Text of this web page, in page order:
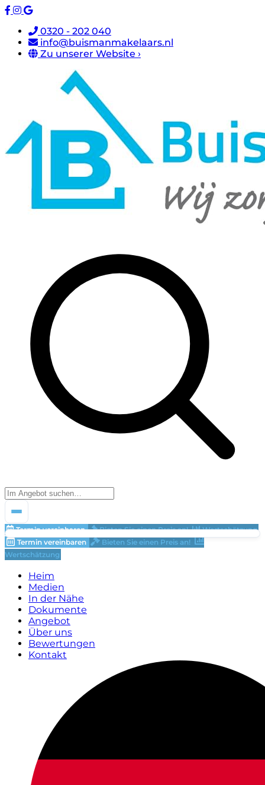
0320 - 202 040
info@buismanmakelaars.nl
Zu unserer Website ›
Termin vereinbaren Bieten Sie einen Preis an!
Wertschätzung
Termin vereinbaren
Bieten Sie einen Preis an!
Wertschätzung
Heim
Medien
In der Nähe
Dokumente
Angebot
Über uns
Bewertungen
Kontakt